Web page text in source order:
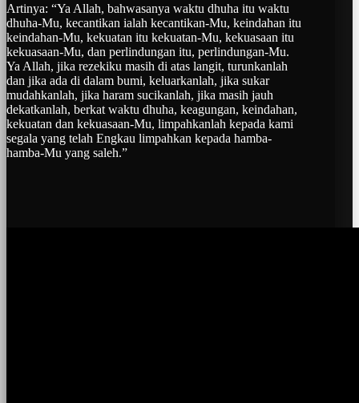
Artinya: “Ya Allah, bahwasanya waktu dhuha itu waktu
dhuha-Mu, kecantikan ialah kecantikan-Mu, keindahan itu
keindahan-Mu, kekuatan itu kekuatan-Mu, kekuasaan itu
kekuasaan-Mu, dan perlindungan itu, perlindungan-Mu.
Ya Allah, jika rezekiku masih di atas langit, turunkanlah
dan jika ada di dalam bumi, keluarkanlah, jika sukar
mudahkanlah, jika haram sucikanlah, jika masih jauh
dekatkanlah, berkat waktu dhuha, keagungan, keindahan,
kekuatan dan kekuasaan-Mu, limpahkanlah kepada kami
segala yang telah Engkau limpahkan kepada hamba-
hamba-Mu yang saleh.”